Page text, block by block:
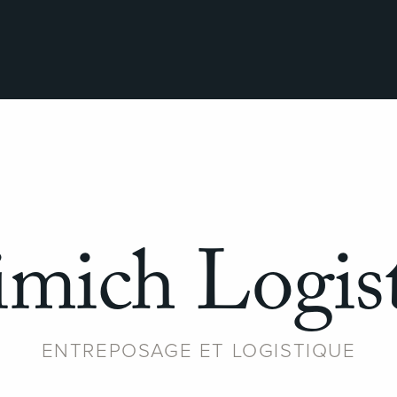
ENTREPOSAGE ET LOGISTIQUE